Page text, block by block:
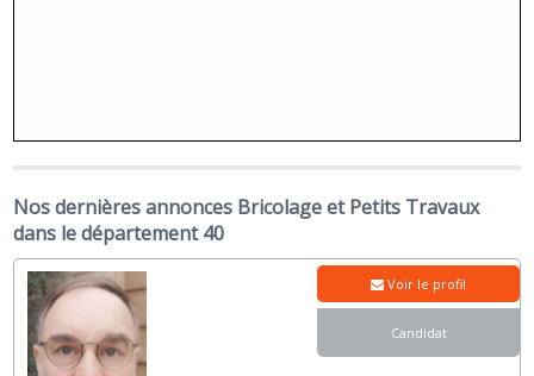
Nos dernières annonces Bricolage et Petits Travaux
dans le département 40
Voir le profil
Candidat